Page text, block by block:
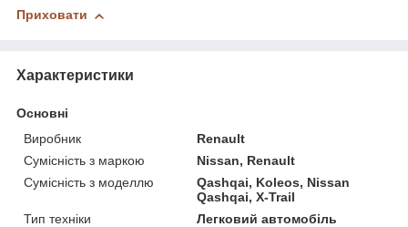
Приховати
Характеристики
Основні
Виробник
Renault
Сумісність з маркою
Nissan, Renault
Сумісність з моделлю
Qashqai, Koleos, Nissan
Qashqai, X-Trail
Тип техніки
Легковий автомобіль